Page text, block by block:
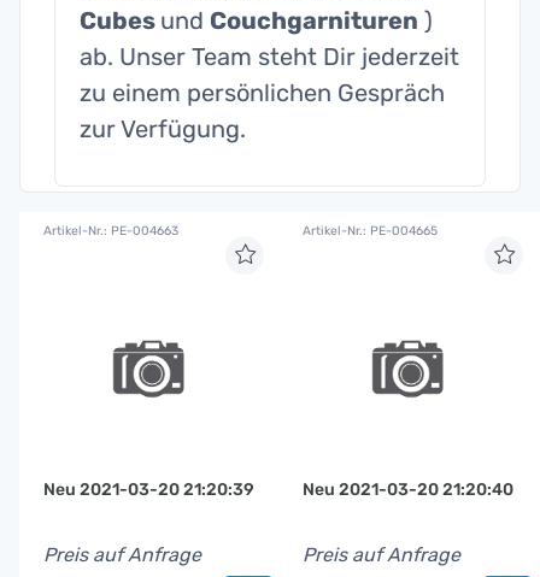
Cubes und Couchgarnituren )
ab. Unser Team steht Dir jederzeit
zu einem persönlichen Gespräch
zur Verfügung.
Artikel-Nr.: PE-004663
Neu 2021-03-20 21:20:39
Preis auf Anfrage
Artikel-Nr.: PE-004665
Neu 2021-03-20 21:20:40
Preis auf Anfrage